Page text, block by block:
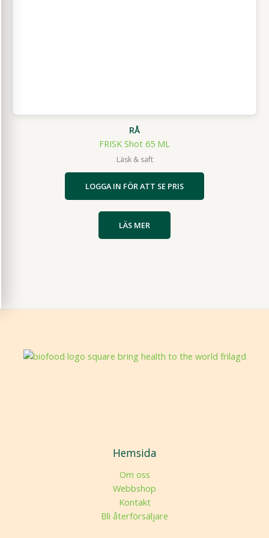
RÅ
FRISK Shot 65 ML
Läsk & saft
LOGGA IN FÖR ATT SE PRIS
LÄS MER
Hemsida
Om oss
Webbshop
Kontakt
Bli återförsäljare